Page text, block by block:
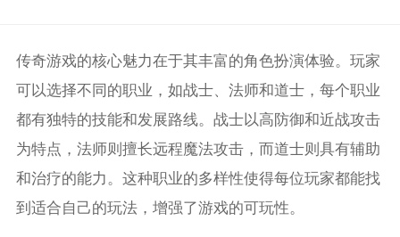
传奇游戏的核心魅力在于其丰富的角色扮演体验。玩家
可以选择不同的职业，如战士、法师和道士，每个职业
都有独特的技能和发展路线。战士以高防御和近战攻击
为特点，法师则擅长远程魔法攻击，而道士则具有辅助
和治疗的能力。这种职业的多样性使得每位玩家都能找
到适合自己的玩法，增强了游戏的可玩性。